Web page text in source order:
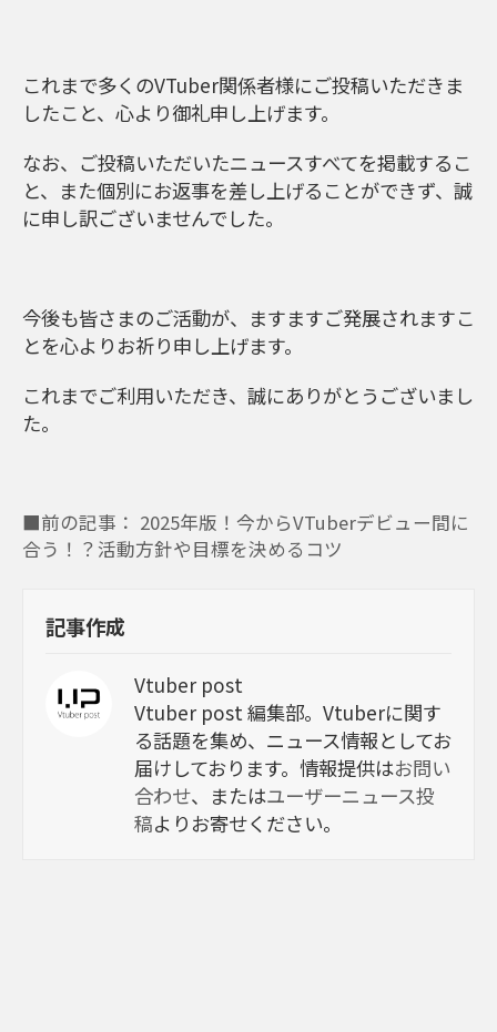
これまで多くのVTuber関係者様にご投稿いただきま
したこと、心より御礼申し上げます。
なお、ご投稿いただいたニュースすべてを掲載するこ
と、また個別にお返事を差し上げることができず、誠
に申し訳ございませんでした。
今後も皆さまのご活動が、ますますご発展されますこ
とを心よりお祈り申し上げます。
これまでご利用いただき、誠にありがとうございまし
た。
■前の記事： 2025年版！今からVTuberデビュー間に
合う！？活動方針や目標を決めるコツ
記事作成
Vtuber post
Vtuber post 編集部。Vtuberに関す
る話題を集め、ニュース情報としてお
届けしております。情報提供はお問い
合わせ、またはユーザーニュース投
稿よりお寄せください。